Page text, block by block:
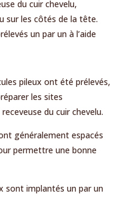
du cuir chevelu,
sur les côtés de la tête.
un par un à l’aide
pileux ont été prélevés,
les sites
du cuir chevelu.
généralement espacés
permettre une bonne
sont implantés un par un